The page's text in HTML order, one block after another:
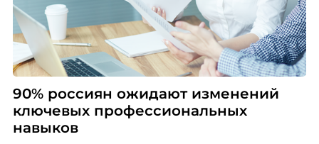
90% россиян ожидают изменений
ключевых профессиональных
навыков